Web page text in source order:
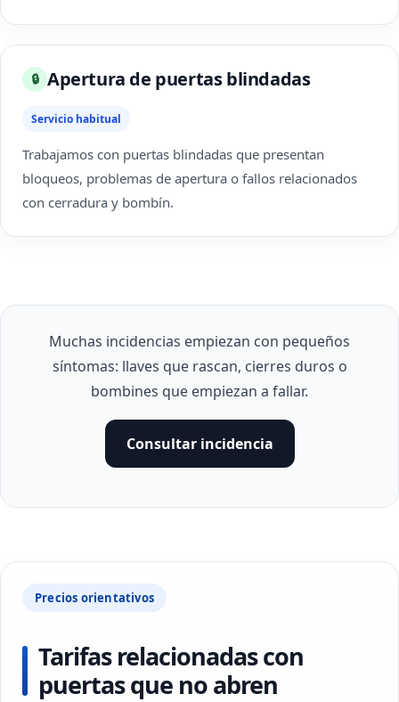
🔒 Apertura de puertas blindadas
Servicio habitual
Trabajamos con puertas blindadas que presentan
bloqueos, problemas de apertura o fallos relacionados
con cerradura y bombín.
Muchas incidencias empiezan con pequeños
síntomas: llaves que rascan, cierres duros o
bombines que empiezan a fallar.
Consultar incidencia
Precios orientativos
Tarifas relacionadas con
puertas que no abren